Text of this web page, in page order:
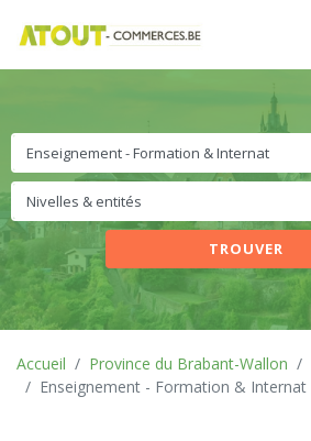
TROUVER
Accueil Province du Brabant-Wallon
Enseignement - Formation & Internat